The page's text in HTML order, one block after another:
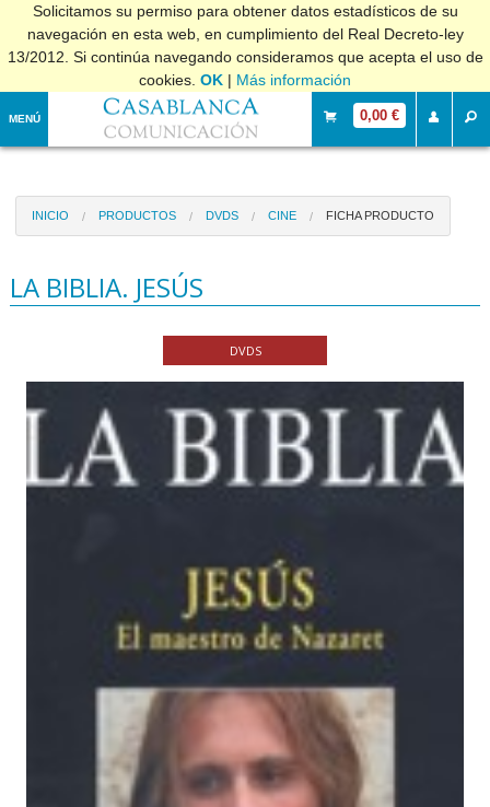
Solicitamos su permiso para obtener datos estadísticos de su
navegación en esta web, en cumplimiento del Real Decreto-ley
13/2012. Si continúa navegando consideramos que acepta el uso de
cookies. OK | Más información
MENÚ 0,00 €
INICIO PRODUCTOS DVDS CINE FICHA PRODUCTO
LA BIBLIA. JESÚS
DVDS